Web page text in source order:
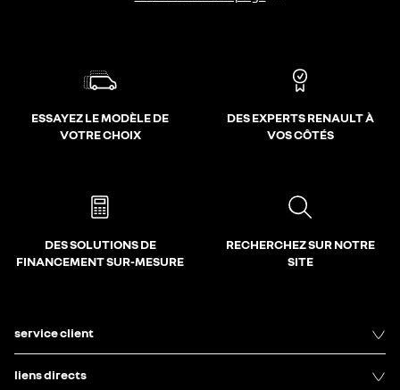
ESSAYEZ LE MODÈLE DE
VOTRE CHOIX
DES EXPERTS RENAULT À
VOS CÔTÉS
DES SOLUTIONS DE
FINANCEMENT SUR-MESURE
RECHERCHEZ SUR NOTRE
SITE
service client
liens directs